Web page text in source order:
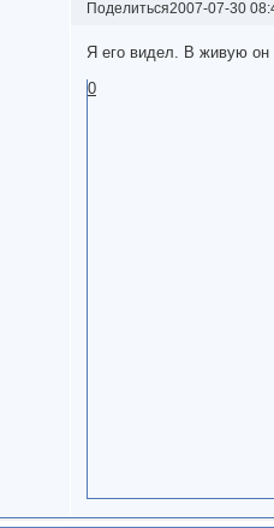
Поделиться2007-07-30
Я его видел. В живую он
0